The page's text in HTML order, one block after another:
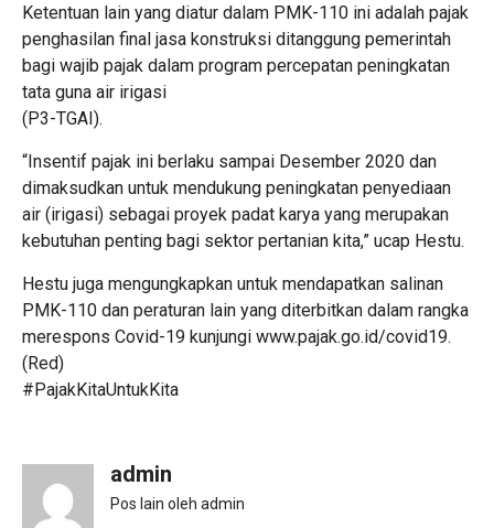
Ketentuan lain yang diatur dalam PMK-110 ini adalah pajak
penghasilan final jasa konstruksi ditanggung pemerintah
bagi wajib pajak dalam program percepatan peningkatan
tata guna air irigasi
(P3-TGAI).
“Insentif pajak ini berlaku sampai Desember 2020 dan
dimaksudkan untuk mendukung peningkatan penyediaan
air (irigasi) sebagai proyek padat karya yang merupakan
kebutuhan penting bagi sektor pertanian kita,” ucap Hestu.
Hestu juga mengungkapkan untuk mendapatkan salinan
PMK-110 dan peraturan lain yang diterbitkan dalam rangka
merespons Covid-19 kunjungi www.pajak.go.id/covid19.
(Red)
#PajakKitaUntukKita
admin
Pos lain oleh admin